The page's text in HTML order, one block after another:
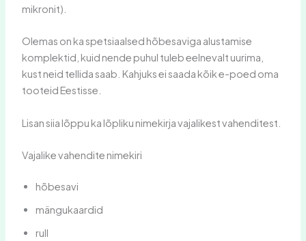
mikronit).
Olemas on ka spetsiaalsed hõbesaviga alustamise
komplektid, kuid nende puhul tuleb eelnevalt uurima,
kust neid tellida saab. Kahjuks ei saada kõik e-poed oma
tooteid Eestisse.
Lisan siia lõppu ka lõpliku nimekirja vajalikest vahenditest.
Vajalike vahendite nimekiri
hõbesavi
mängukaardid
rull